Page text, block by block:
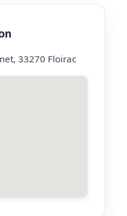
33270 Floirac